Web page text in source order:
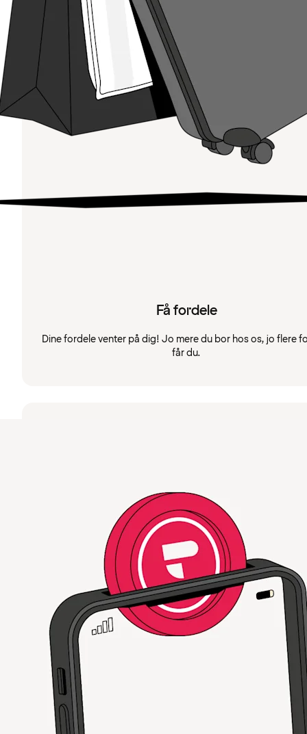
Få fordele
Dine fordele venter på dig! Jo mere du bor hos os, jo flere
får du.